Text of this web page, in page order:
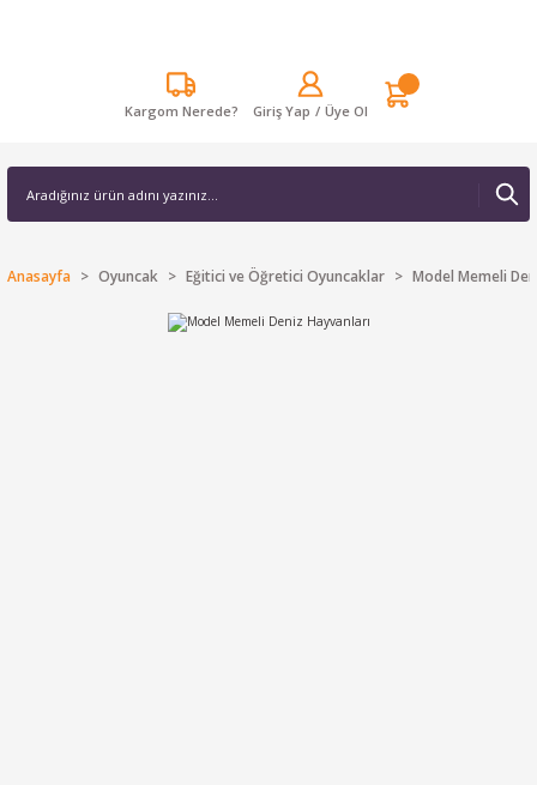
Kargom Nerede? Giriş Yap / Üye Ol
Anasayfa Oyuncak Eğitici ve Öğretici Oyuncaklar Model Memeli